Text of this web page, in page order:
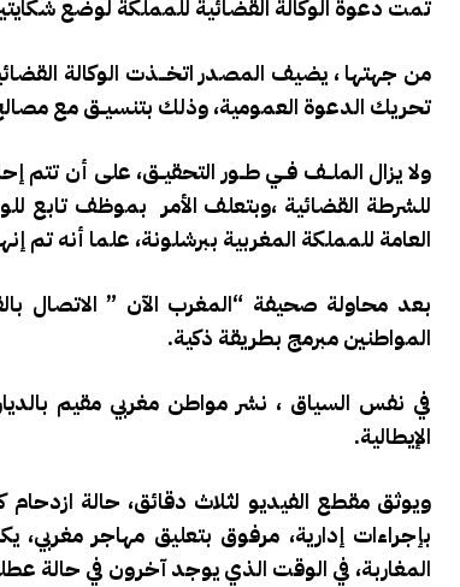
تمت دعوة الوكالة القضائية للمملكة لوضع
من جهتها ، يضيف المصدر اتخـــذت الوكالة
تحريك الدعوة العمومية، وذلك بتنسيــق مع
ولا يزال الملــف فــي طــور التحقيــق، على أن
للشرطة القضائية ،وبتعلف الأمر بموظف تابع
العامة للمملكة المغربية ببرشلونة، علما أنه
بعد محاولة صحيفة “المغرب الآن ” الاتصال
المواطنين مبرمج بطريقة ذكية.
في نفس السياق ، نشر مواطن مغربي مقيم بالديار
الإيطالية.
ويوثق مقطع الفيديو لثلاث دقائق، حالة ازدحام
بإجراءات إدارية، مرفوق بتعليق مهاجر
المغاربة، في الوقت الذي يوجد آخرون في حالة